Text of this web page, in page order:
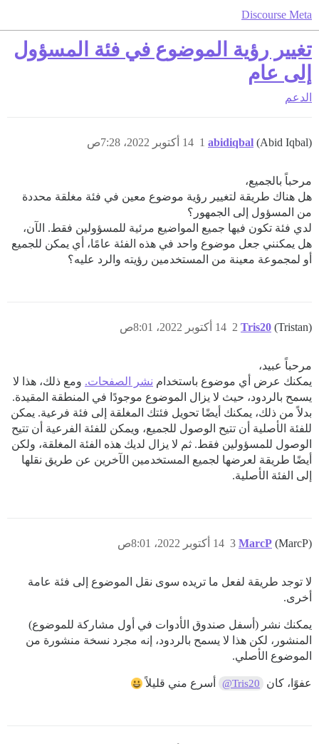
Discourse Meta
تغيير رؤية الموضوع في فئة المسؤول
إلى عام
الدعم
abidiqbal (Abid Iqbal) 14 أكتوبر 2022، 7:28ص 1
مرحباً بالجميع،
هل هناك طريقة لتغيير رؤية موضوع معين في فئة مغلقة محددة
من المسؤول إلى الجمهور؟
لدي فئة تكون فيها جميع المواضيع مرئية للمسؤولين فقط. الآن،
هل يمكنني جعل موضوع واحد في هذه الفئة عامًا، أي يمكن للجميع
أو لمجموعة معينة من المستخدمين رؤيته والرد عليه؟
Tris20 (Tristan) 14 أكتوبر 2022، 8:01ص 2
مرحباً عبيد،
يمكنك عرض أي موضوع باستخدام نشر الصفحات. ومع ذلك، هذا لا
يسمح بالردود، حيث لا يزال الموضوع موجودًا في المنطقة المقيدة.
بدلاً من ذلك، يمكنك أيضًا تحويل فئتك المغلقة إلى فئة فرعية. يمكن
للفئة الأصلية أن تتيح الوصول للجميع، ويمكن للفئة الفرعية أن تتيح
الوصول للمسؤولين فقط. ثم لا يزال لديك هذه الفئة المغلقة، ولكن
أيضًا طريقة لعرضها لجميع المستخدمين الآخرين عن طريق نقلها
إلى الفئة الأصلية.
MarcP (MarcP) 14 أكتوبر 2022، 8:01ص 3
لا توجد طريقة لفعل ما تريده سوى نقل الموضوع إلى فئة عامة
أخرى.
يمكنك نشر (أسفل صندوق الأدوات في أول مشاركة للموضوع)
المنشور، لكن هذا لا يسمح بالردود، إنه مجرد نسخة منشورة من
الموضوع الأصلي.
عفوًا، كان @Tris20 أسرع مني قليلاً